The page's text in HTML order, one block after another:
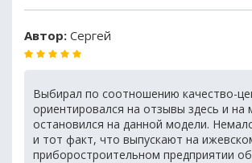
Автор: Сергей
Выбирал по соотношению качество-
ориентировался на отзывы здесь и на
остановился на данной модели.
и тот факт, что выпускают на
приборостроительном предприятии